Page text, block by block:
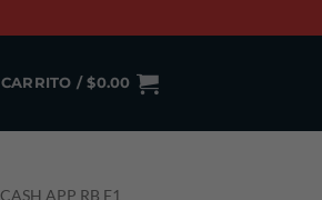
CARRITO /$0.00
APP RB F1